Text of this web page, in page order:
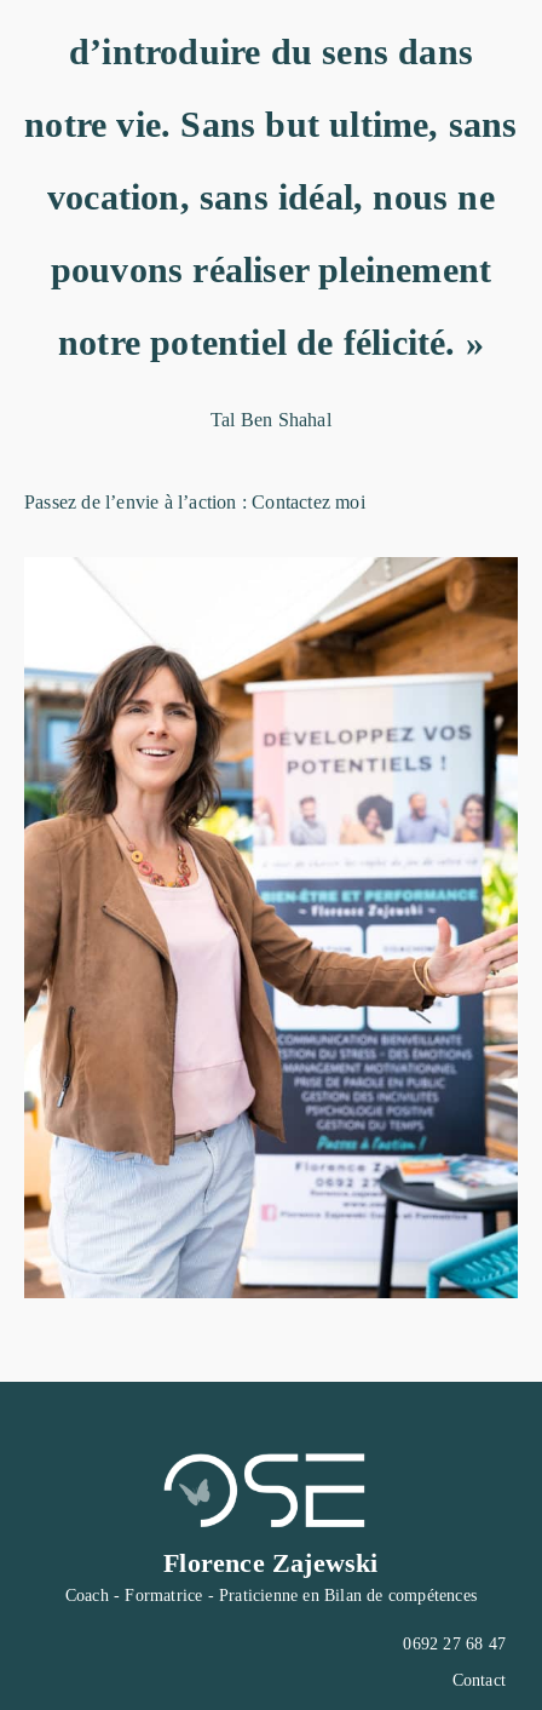
d’introduire du sens dans
notre vie. Sans but ultime, sans
vocation, sans idéal, nous ne
pouvons réaliser pleinement
notre potentiel de félicité. »
Tal Ben Shahal
Passez de l’envie à l’action :Contactez moi
Florence Zajewski
Coach - Formatrice - Praticienne en Bilan de compétences
0692 27 68 47
Contact